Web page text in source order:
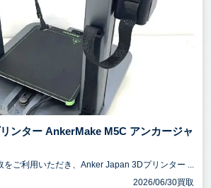
ンター AnkerMake M5C アンカージャ
ご利用いただき、Anker Japan 3Dプリンター ...
2026/06/30買取